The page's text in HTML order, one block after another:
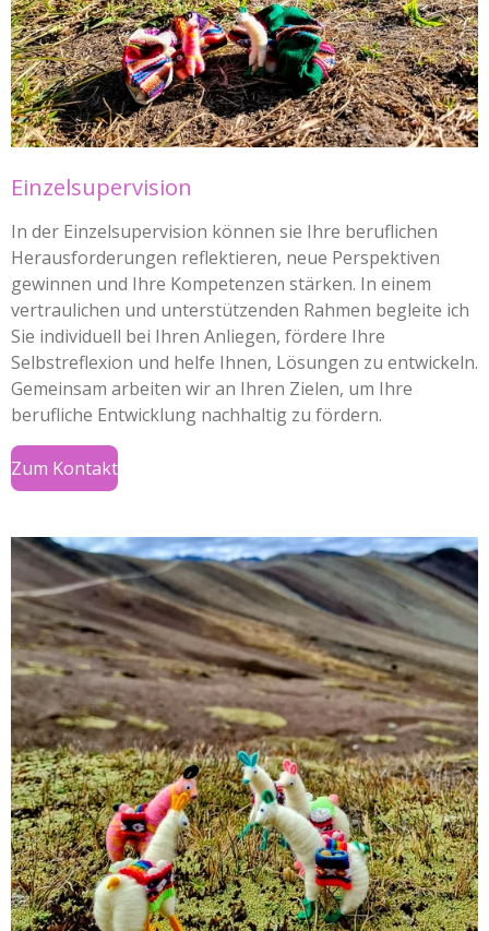
Einzelsupervision
In der Einzelsupervision können sie Ihre beruflichen
Herausforderungen reflektieren, neue Perspektiven
gewinnen und Ihre Kompetenzen stärken. In einem
vertraulichen und unterstützenden Rahmen begleite ich
Sie individuell bei Ihren Anliegen, fördere Ihre
Selbstreflexion und helfe Ihnen, Lösungen zu entwickeln.
Gemeinsam arbeiten wir an Ihren Zielen, um Ihre
berufliche Entwicklung nachhaltig zu fördern.
Zum Kontakt